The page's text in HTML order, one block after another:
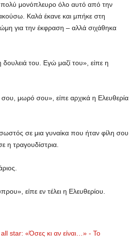
μονόπλευρο όλο αυτό από την
Καλά έκανε και μπήκε στη
για την έκφραση – αλλά σιχάθηκα
του. Εγώ μαζί του», είπε η
μωρό σου», είπε αρχικά η Ελευθερία
σε μια γυναίκα που ήταν φίλη σου
η τραγουδίστρια.
είπε εν τέλει η Ελευθερίου.
star: «Όσες κι αν είναι…» - Το